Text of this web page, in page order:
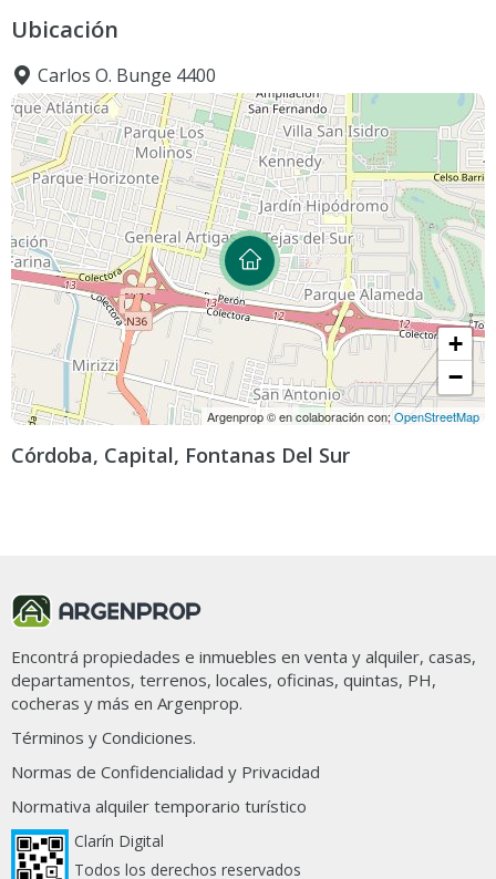
Ubicación
Carlos O. Bunge 4400
+
−
Argenprop © en colaboración con; OpenStreetMap
Córdoba, Capital, Fontanas Del Sur
9 propiedades en Fontanas del Sur
Encontrá propiedades e inmuebles en venta y alquiler, casas,
departamentos, terrenos, locales, oficinas, quintas, PH,
cocheras y más en Argenprop.
Términos y Condiciones.
Normas de Confidencialidad y Privacidad
Normativa alquiler temporario turístico
Clarín Digital
Todos los derechos reservados